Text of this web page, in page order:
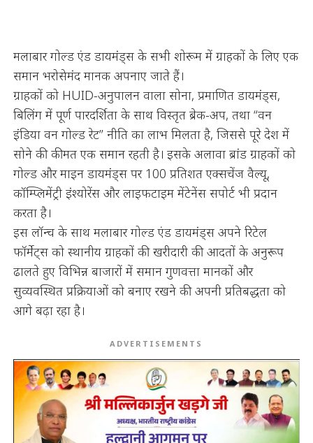
मलाबार गोल्ड एंड डायमंड्स के सभी शोरूम में ग्राहकों के लिए एक
समान भरोसेमंद मानक अपनाए जाते हैं।
ग्राहकों को HUID-अनुपालन वाला सोना, प्रमाणित डायमंड्स,
बिलिंग में पूर्ण पारदर्शिता के साथ विस्तृत ब्रेक-अप, तथा “वन
इंडिया वन गोल्ड रेट” नीति का लाभ मिलता है, जिससे पूरे देश में
सोने की कीमत एक समान रहती है। इसके अलावा ब्रांड ग्राहकों को
गोल्ड और माइन डायमंड्स पर 100 प्रतिशत एक्सचेंज वैल्यू,
कॉम्प्लिमेंट्री इंश्योरेंस और लाइफटाइम मेंटेनेंस सपोर्ट भी प्रदान
करता है।
इस लॉन्च के साथ मलाबार गोल्ड एंड डायमंड्स अपने रिटेल
फॉर्मेट्स को स्थानीय ग्राहकों की खरीदारी की आदतों के अनुरूप
ढालते हुए विभिन्न बाजारों में समान गुणवत्ता मानकों और
सुव्यवस्थित प्रक्रियाओं को बनाए रखने की अपनी प्रतिबद्धता को
आगे बढ़ा रहा है।
ADVERTISEMENTS